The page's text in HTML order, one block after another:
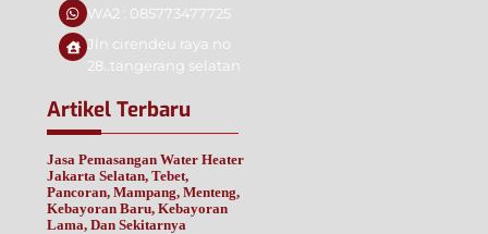
WA2 : 085773477725
Jln cirendeu raya no
28..tangerang selatan
Artikel Terbaru
Jasa Pemasangan Water Heater
Jakarta Selatan, Tebet,
Pancoran, Mampang, Menteng,
Kebayoran Baru, Kebayoran
Lama, Dan Sekitarnya